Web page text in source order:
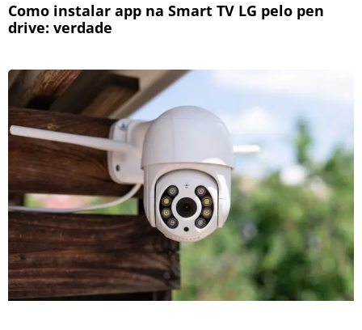
Como instalar app na Smart TV LG pelo pen
drive: verdade